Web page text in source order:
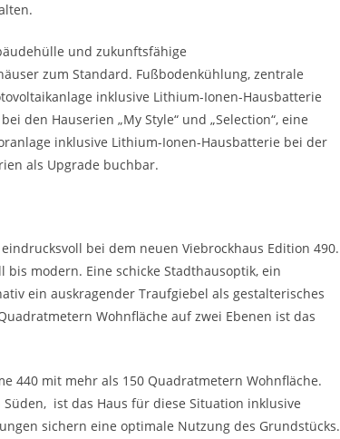
und zukunftsfähige
zum Standard. Fußbodenkühlung, zentrale
inklusive Lithium-Ionen-Hausbatterie
den Hauserien „My Style“ und „Selection“, eine
inklusive Lithium-Ionen-Hausbatterie bei der
als Upgrade buchbar.
bei dem neuen Viebrockhaus Edition 490.
modern. Eine schicke Stadthausoptik, ein
ein auskragender Traufgiebel als gestalterisches
Wohnfläche auf zwei Ebenen ist das
440 mit mehr als 150 Quadratmetern Wohnfläche.
ist das Haus für diese Situation inklusive
sichern eine optimale Nutzung des Grundstücks.